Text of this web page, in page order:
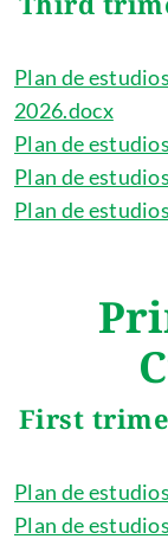
Plan de
2026.docx
Plan de
Plan de
Plan de
First
Plan de
Plan de